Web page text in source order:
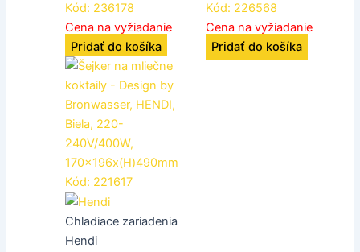
Kód: 236178
Cena na vyžiadanie
Pridať do košíka
Kód: 226568
Cena na vyžiadanie
Pridať do košíka
Chladiace zariadenia
Hendi